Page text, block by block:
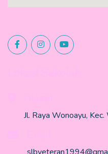
Jl. Raya Wonoayu,